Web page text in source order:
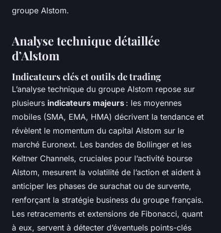
groupe Alstom.
Analyse technique détaillée
d’Alstom
Indicateurs clés et outils de trading
L’analyse technique du groupe Alstom repose sur
plusieurs indicateurs majeurs : les moyennes
mobiles (SMA, EMA, HMA) décrivent la tendance et
révèlent le momentum du capital Alstom sur le
marché Euronext. Les bandes de Bollinger et les
Keltner Channels, cruciales pour l’activité bourse
Alstom, mesurent la volatilité de l’action et aident à
anticiper les phases de surachat ou de survente,
renforçant la stratégie business du groupe français.
Les retracements et extensions de Fibonacci, quant
à eux, servent à détecter d’éventuels points-clés